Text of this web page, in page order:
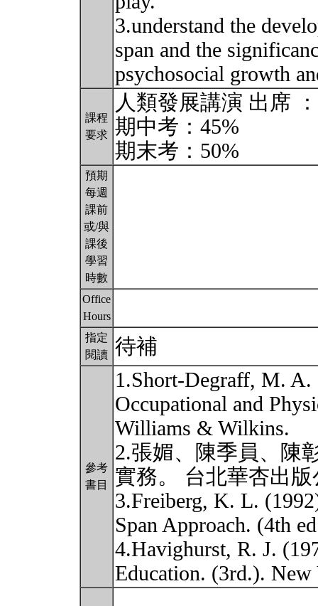
3.understand the
span and the
psychosocial growth
課程
要求
人類發展講演 出席
期中考：45%
期末考：50%
預期
每週
課前
或/與
課後
學習
時數
Office
Hours
指定
閱讀 待補
參考
書目
1.Short-Degraff, M.
Occupational and
Williams & Wilkins.
2.張媚、陳季員、陳
實務。 台北華杏出
3.Freiberg, K. L.
Span Approach. (4th
4.Havighurst, R. J.
Education. (3rd.).